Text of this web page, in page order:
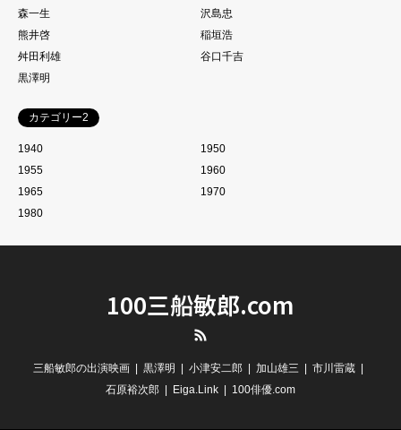
森一生
沢島忠
熊井啓
稲垣浩
舛田利雄
谷口千吉
黒澤明
カテゴリー2
1940
1950
1955
1960
1965
1970
1980
100三船敏郎.com
三船敏郎の出演映画 黒澤明 小津安二郎 加山雄三
市川雷蔵
石原裕次郎
Eiga.Link 100俳優.com